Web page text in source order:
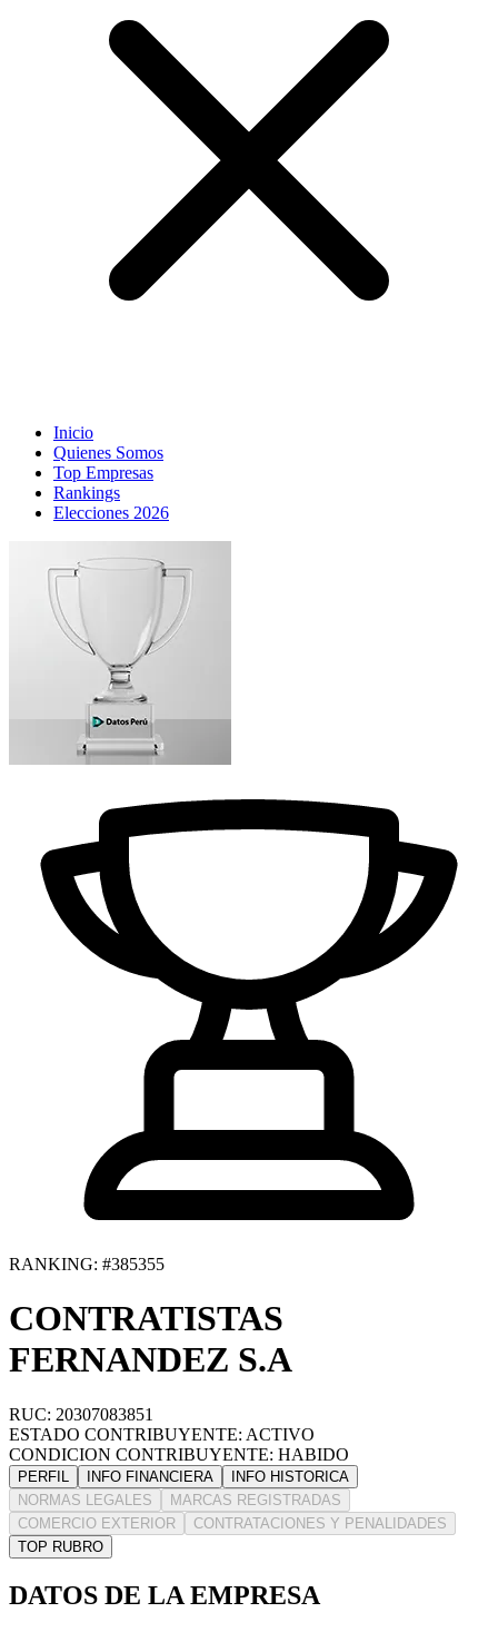
Inicio
Quienes Somos
Top Empresas
Rankings
Elecciones 2026
RANKING: #385355
CONTRATISTAS
FERNANDEZ S.A
RUC: 20307083851
ESTADO CONTRIBUYENTE: ACTIVO
CONDICION CONTRIBUYENTE: HABIDO
PERFIL INFO FINANCIERA
INFO HISTORICA
NORMAS LEGALES
MARCAS REGISTRADAS
COMERCIO EXTERIOR
CONTRATACIONES Y PENALIDADES
TOP RUBRO
DATOS DE LA EMPRESA